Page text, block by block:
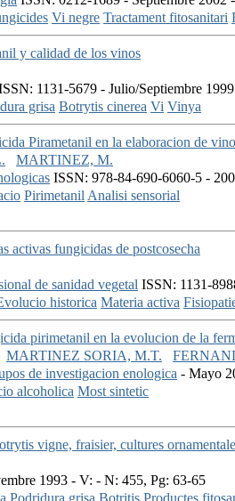
Vi negre Tractament fitosanitari
y calidad de los vinos
1131-5679 - Julio/Septiembre
grisa Botrytis cinerea Vi Vinya
Pirametanil en la elaboracion de
MARTINEZ, M.
ISSN: 978-84-690-6060-5 -
PirimetanilAnalisi sensorial
activas fungicidas de postcosecha
de sanidad vegetal ISSN: 1131-
historica Materia activa
pirimetanil en la evolucion de la
MARTINEZ SORIA, M.T.
de investigacion enologica - Mayo
alcoholica Most sintetic
vigne, fraisier, cultures
1993 - V: - N: 455, Pg: 63-65